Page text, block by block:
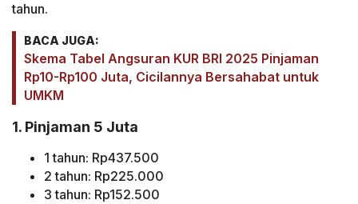
tahun.
BACA JUGA:
Skema Tabel Angsuran KUR BRI 2025 Pinjaman
Rp10-Rp100 Juta, Cicilannya Bersahabat untuk
UMKM
1. Pinjaman 5 Juta
1 tahun: Rp437.500
2 tahun: Rp225.000
3 tahun: Rp152.500